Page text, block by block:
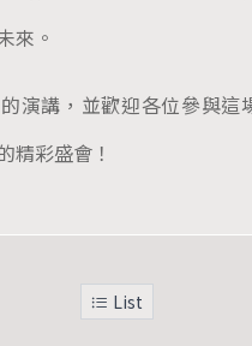
來。
演講，並歡迎各位參與這
精彩盛會！
List